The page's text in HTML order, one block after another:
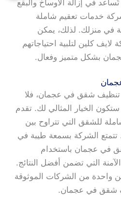
في إزالة الأوساخ والبقع
خدمات تعقيم شاملة
في منزلك. لذلك، يمكن
لايف كلين لتلبية احتياجاتهم
بشكل متميز وفعال.
شقق في عجمان، فلا
الخيار المثالي لك. تقدم
للشقق التي تتراوح بين
تتمتع الشركة بسمعة طيبة في
في عجمان باستخدام
التي تضمن أفضل النتائج.
واحدة من الشركات الموثوقة
شقق في عجمان.